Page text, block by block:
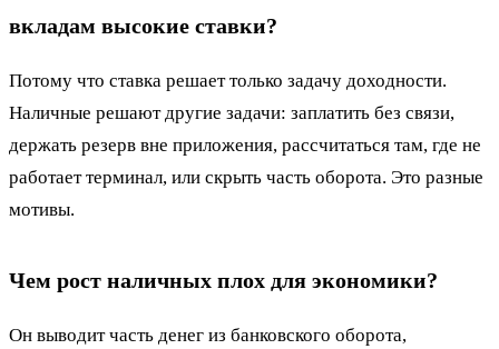
вкладам высокие ставки?
Потому что ставка решает только задачу доходности.
Наличные решают другие задачи: заплатить без связи,
держать резерв вне приложения, рассчитаться там, где не
работает терминал, или скрыть часть оборота. Это разные
мотивы.
Чем рост наличных плох для экономики?
Он выводит часть денег из банковского оборота,